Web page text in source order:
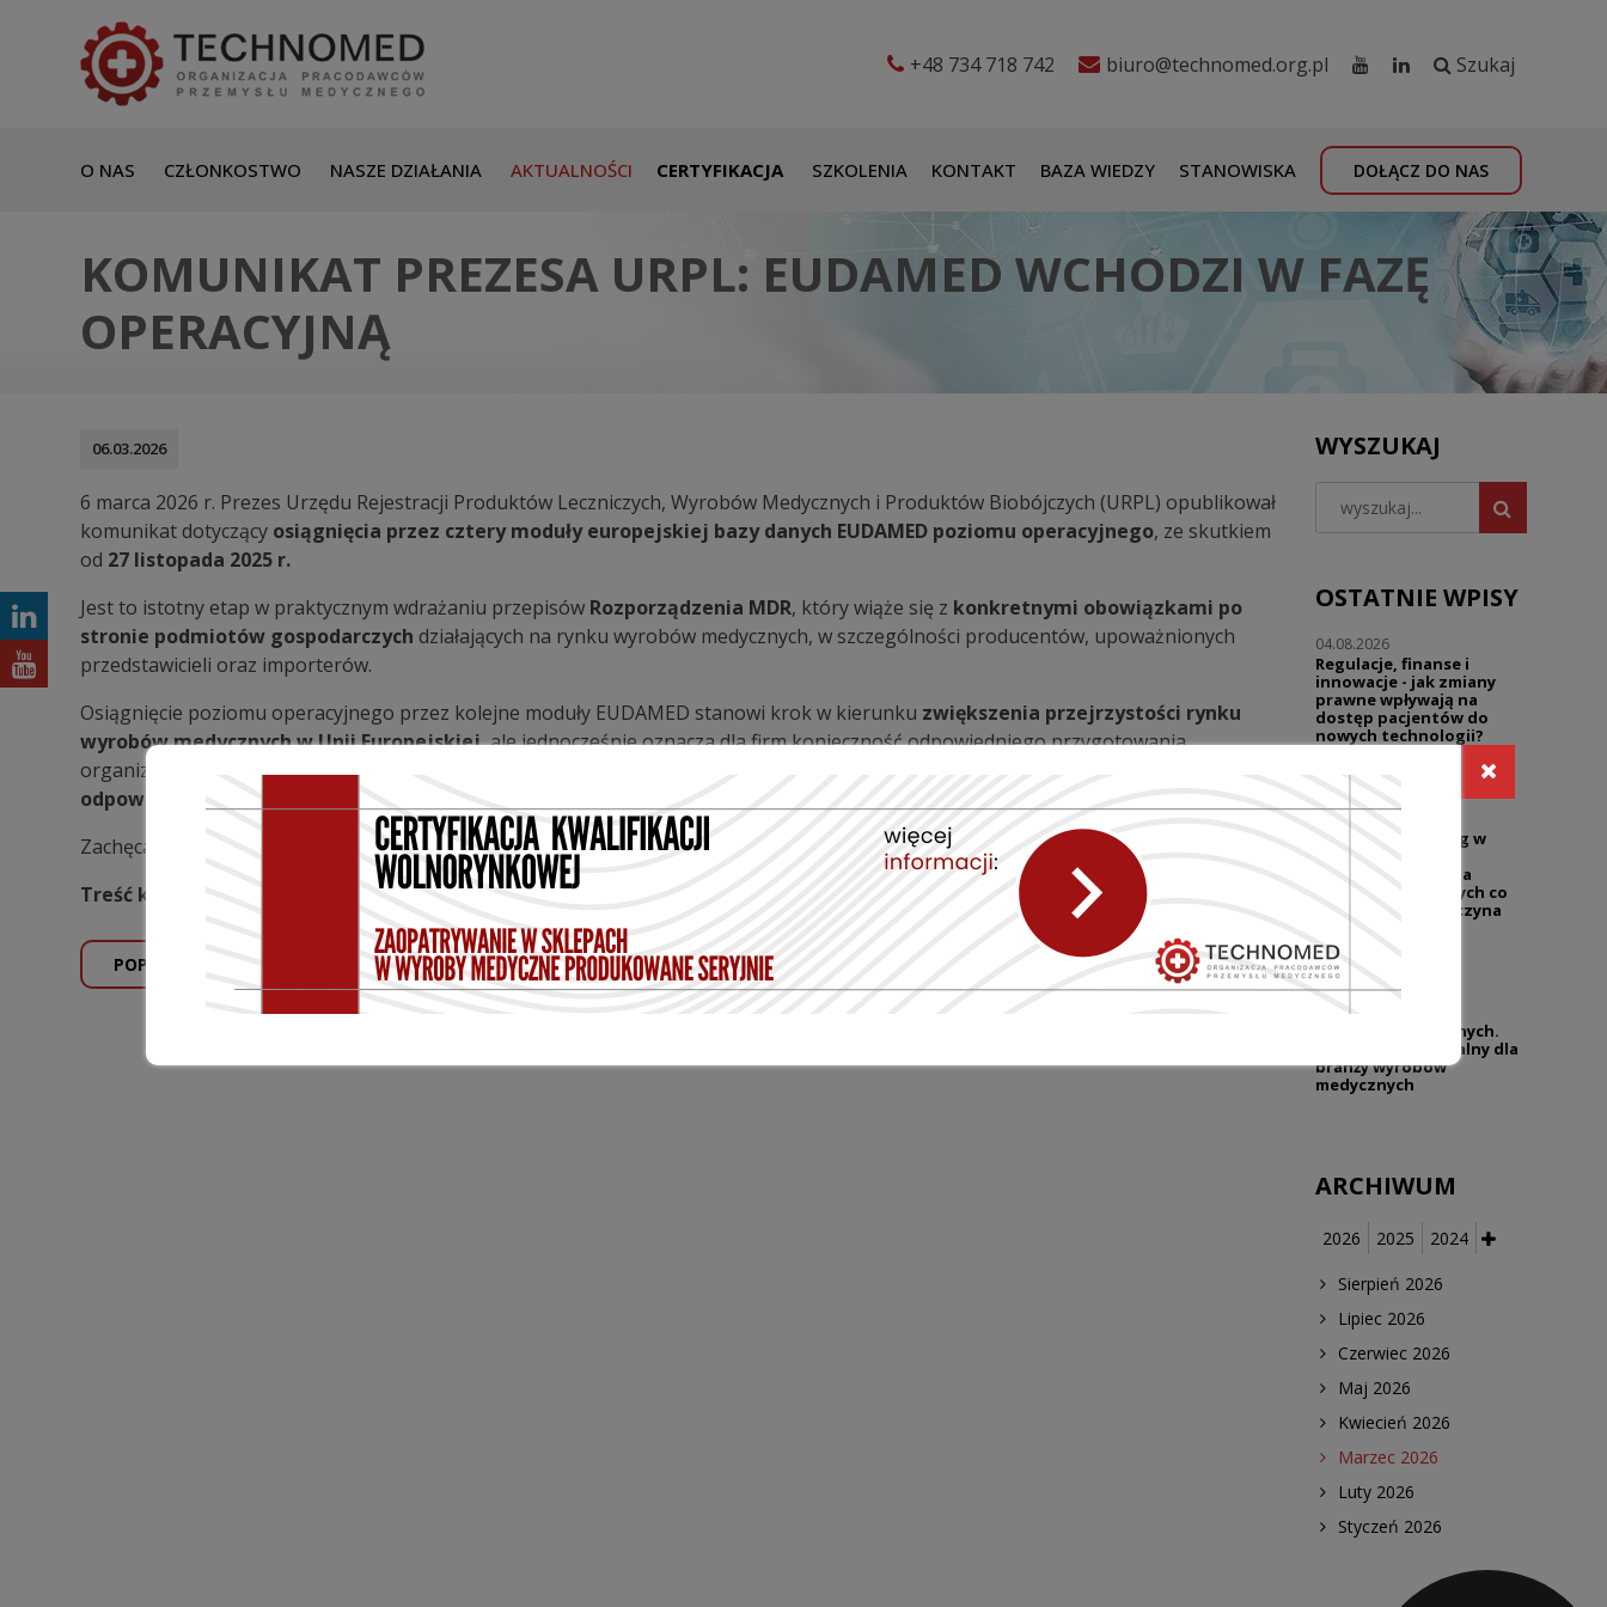
+48 734 718 742 biuro@technomed.org.pl Szukaj
O NAS CZŁONKOSTWO NASZE DZIAŁANIA AKTUALNOŚCI CERTYFIKACJA SZKOLENIA KONTAKT BAZA WIEDZY STANOWISKA DOŁĄCZ DO NAS
KOMUNIKAT PREZESA URPL: EUDAMED WCHODZI W FAZĘ
OPERACYJNĄ
06.03.2026
6 marca 2026 r. Prezes Urzędu Rejestracji Produktów Leczniczych, Wyrobów Medycznych i Produktów Biobójczych (URPL) opublikował
komunikat dotyczący osiągnięcia przez cztery moduły europejskiej bazy danych EUDAMED poziomu operacyjnego, ze skutkiem
od 27 listopada 2025 r.
Jest to istotny etap w praktycznym wdrażaniu przepisów Rozporządzenia MDR, który wiąże się z konkretnymi obowiązkami po
stronie podmiotów gospodarczych działających na rynku wyrobów medycznych, w szczególności producentów, upoważnionych
przedstawicieli oraz importerów.
Osiągnięcie poziomu operacyjnego przez kolejne moduły EUDAMED stanowi krok w kierunku zwiększenia przejrzystości rynku
wyrobów medycznych w Unii Europejskiej, ale jednocześnie oznacza dla firm konieczność odpowiedniego przygotowania
organizacyjnego i compliance’owego. W tym kontekście kluczowe jest zweryfikowanie, czy
odpowiedzialności oraz gotowość operacyjna
Zachęcamy do zapoznania się z treścią komunikatu Prezesa URPL oraz do analizy jego konsekwencji dla bieżącej działalności firm.
Treść komunikatu dostępna jest pod adresem:https://lnkd.in/dJRaMB5N
POPRZEDNI WPIS NASTĘPNY WPIS
WYSZUKAJ
OSTATNIE WPISY
04.08.2026
Regulacje, finanse i
innowacje - jak zmiany
prawne wpływają na
dostęp pacjentów do
nowych technologii?
Wywiad z mec. Marcinem
Pieklakiem
Warsztaty | Dialog w
praktyka | Reklama
sklepów medycznych co
wolno, a gdzie zaczyna
27.07.2026
UZP przypomina o
niedozwolonych
klauzulach umownych.
Temat wciąż aktualny dla
branży wyrobów
medycznych
ARCHIWUM
2026 2025
2024
Sierpień 2026
Lipiec 2026
Czerwiec 2026
Maj 2026
Kwiecień 2026
Marzec 2026
Luty 2026
Styczeń 2026